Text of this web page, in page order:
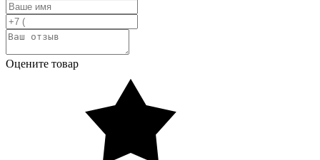
Оцените товар